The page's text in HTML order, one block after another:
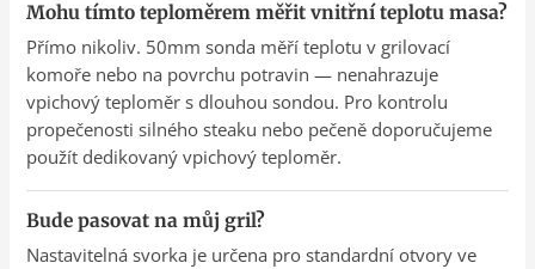
Mohu tímto teploměrem měřit vnitřní teplotu masa?
Přímo nikoliv. 50mm sonda měří teplotu v grilovací
komoře nebo na povrchu potravin — nenahrazuje
vpichový teploměr s dlouhou sondou. Pro kontrolu
propečenosti silného steaku nebo pečeně doporučujeme
použít dedikovaný vpichový teploměr.
Bude pasovat na můj gril?
Nastavitelná svorka je určena pro standardní otvory ve